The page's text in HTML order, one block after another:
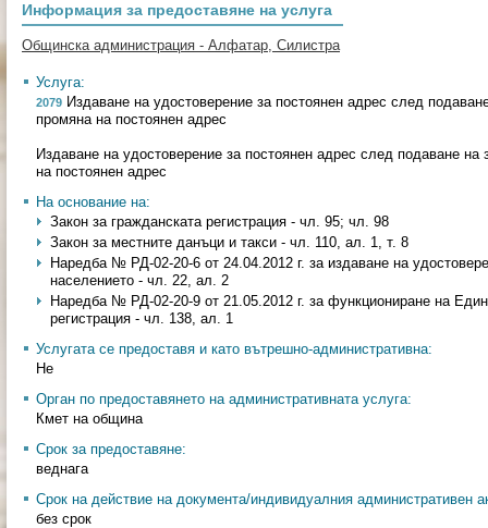
Информация за предоставяне на услуга
Общинска администрация - Алфатар, Силистра
Услуга:
2079 Издаване на удостоверение за постоянен адрес след
промяна на постоянен адрес
Издаване на удостоверение за постоянен адрес след подаване на
на постоянен адрес
На основание на:
Закон за гражданската регистрация - чл. 95; чл. 98
Закон за местните данъци и такси - чл. 110, ал. 1, т. 8
Наредба № РД-02-20-6 от 24.04.2012 г. за издаване на
населението - чл. 22, ал. 2
Наредба № РД-02-20-9 от 21.05.2012 г. за функциониране на
регистрация - чл. 138, ал. 1
Услугата се предоставя и като вътрешно-административна:
Не
Орган по предоставянето на административната услуга:
Кмет на община
Срок за предоставяне:
веднага
Срок на действие на документа/индивидуалния административен
без срок